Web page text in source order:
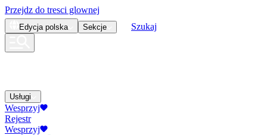
Przejdz do tresci glownej
Edycja polska Sekcje Szukaj
Usługi
Wesprzyj
Rejestr
Wesprzyj